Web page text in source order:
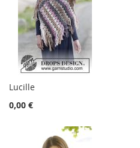
Lucille
0,00 €